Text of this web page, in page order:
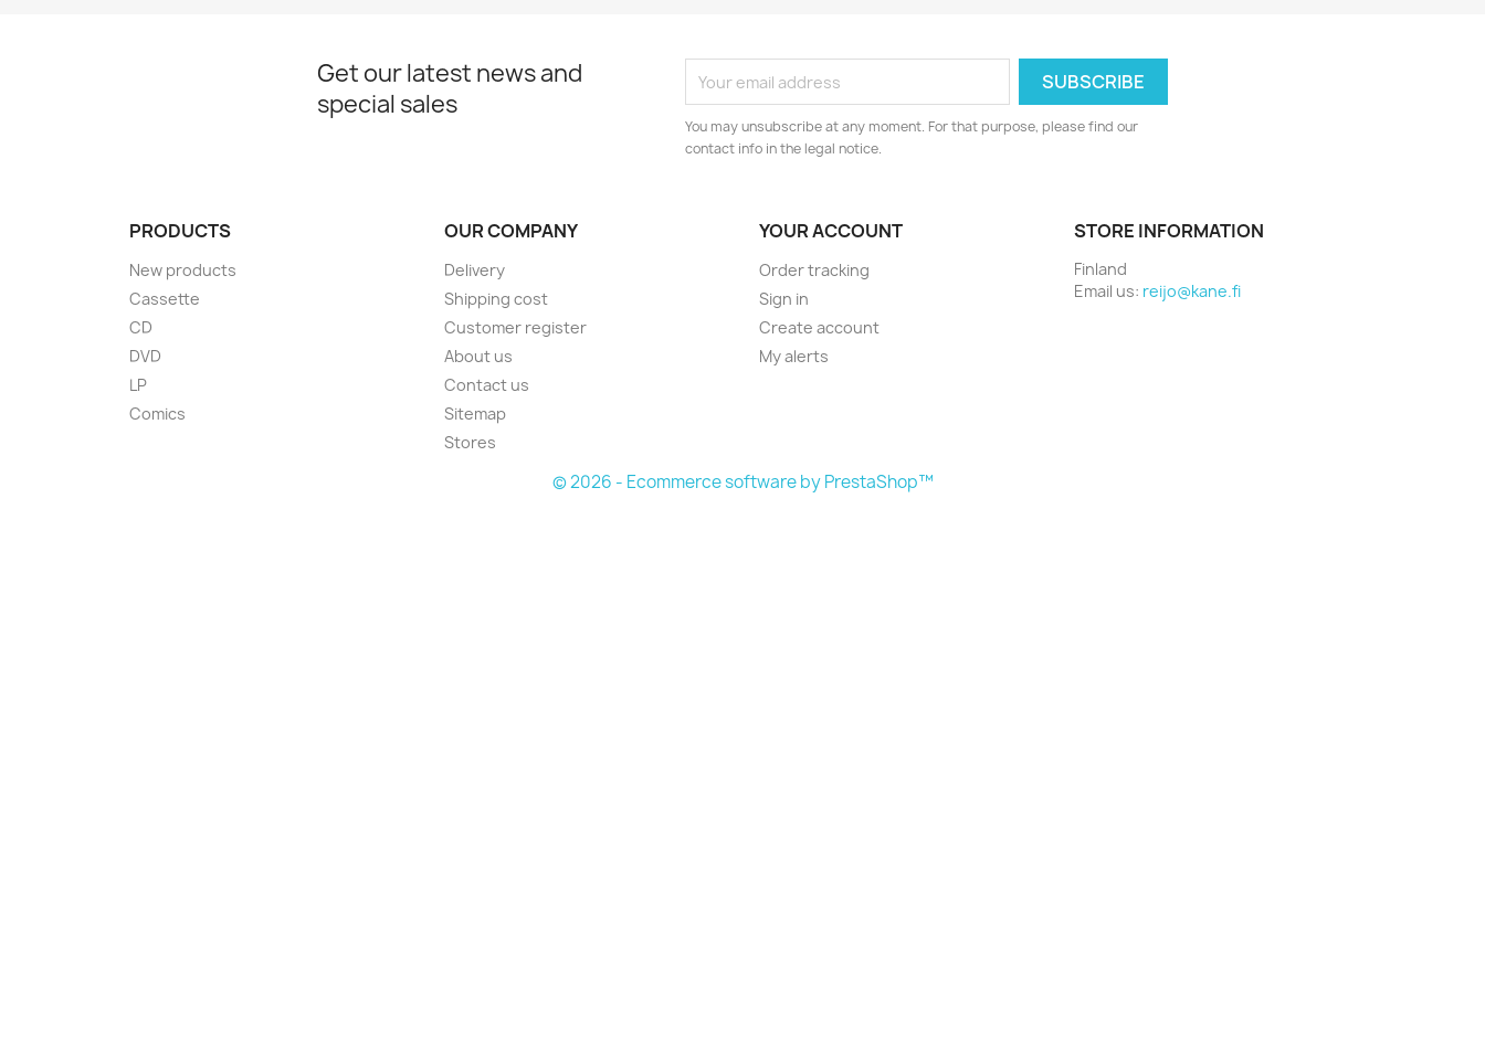
Get our latest news and
special sales
You may unsubscribe at any moment. For that purpose, please find our
contact info in the legal notice.
PRODUCTS
New products
Cassette
CD
DVD
LP
Comics
OUR COMPANY
Delivery
Shipping cost
Customer register
About us
Contact us
Sitemap
Stores
YOUR ACCOUNT
Order tracking
Sign in
Create account
My alerts
STORE INFORMATION
Finland
Email us: reijo@kane.fi
© 2026 - Ecommerce software by PrestaShop™